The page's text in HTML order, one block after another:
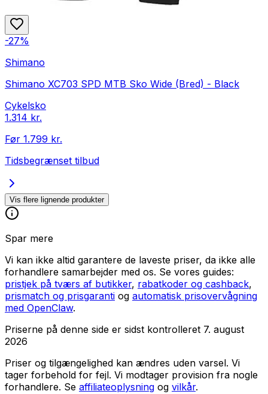
-27%
Shimano
Shimano XC703 SPD MTB Sko Wide (Bred) - Black
Cykelsko
1.314 kr.
Før 1.799 kr.
Tidsbegrænset tilbud
Vis flere lignende produkter
Spar mere
Vi kan ikke altid garantere de laveste priser, da ikke alle
forhandlere samarbejder med os. Se vores guides:
pristjek på tværs af butikker, rabatkoder og cashback,
prismatch og prisgaranti og automatisk prisovervågning
med OpenClaw.
Priserne på denne side er sidst kontrolleret 7. august
2026
Priser og tilgængelighed kan ændres uden varsel. Vi
tager forbehold for fejl. Vi modtager provision fra nogle
forhandlere. Se affiliateoplysning og vilkår.